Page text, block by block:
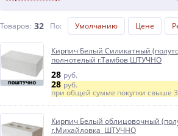
Товаров: 32 По: Умолчанию Цене
Кирпич Белый Силикатный
полнотелый г.Тамбов ШТУЧНО
28 руб.
28руб.
при общей сумме покупки свыше
Кирпич Белый облицовочный
г.Михайловка ШТУЧНО